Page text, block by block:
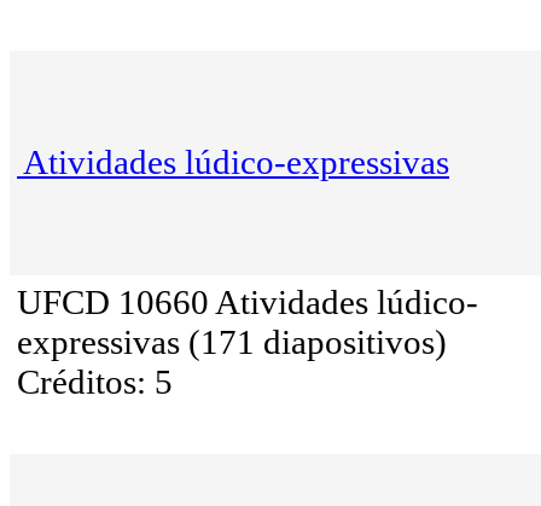
Atividades lúdico-expressivas
UFCD 10660 Atividades lúdico-
expressivas (171 diapositivos)
Créditos: 5